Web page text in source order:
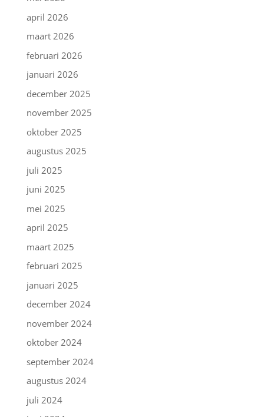
april 2026
maart 2026
februari 2026
januari 2026
december 2025
november 2025
oktober 2025
augustus 2025
juli 2025
juni 2025
mei 2025
april 2025
maart 2025
februari 2025
januari 2025
december 2024
november 2024
oktober 2024
september 2024
augustus 2024
juli 2024